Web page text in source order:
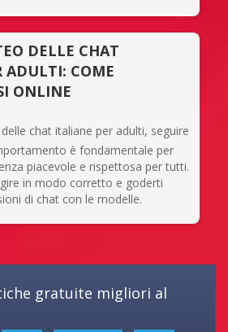
DELLE CHAT
ADULTI: COME
ONLINE
chat italiane per adulti, seguire
è fondamentale per
piacevole e rispettosa per tutti.
in modo corretto e goderti
di chat con le modelle.
gratuite migliori al